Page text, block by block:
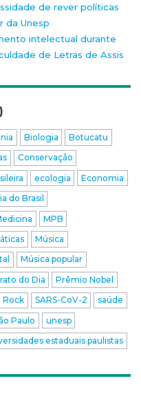
de rever políticas
da Unesp
intelectual durante
de Letras de Assis
Biologia
Botucatu
Conservação
ecologia
Economia
do Brasil
MPB
Música
Música popular
do Dia
Prêmio Nobel
Rock SARS-CoV-2
saúde
Paulo
unesp
estaduais paulistas